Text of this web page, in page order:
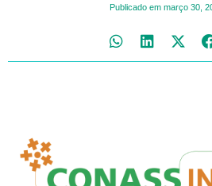
Publicado em março 30,